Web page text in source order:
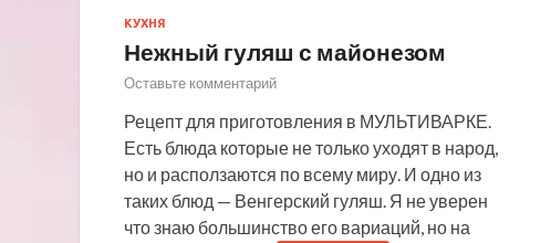
КУХНЯ
Нежный гуляш с майонезом
Оставьте комментарий
Рецепт для приготовления в МУЛЬТИВАРКЕ.
Есть блюда которые не только уходят в народ,
но и расползаются по всему миру. И одно из
таких блюд — Венгерский гуляш. Я не уверен
что знаю большинство его вариаций, но на